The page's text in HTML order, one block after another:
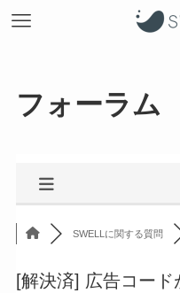
フォーラム
SWELLに関する質問
[解決済] 広告コード